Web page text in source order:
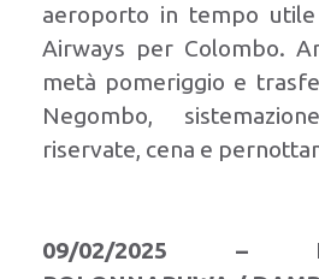
aeroporto in tempo
Airways per Colombo.
metà pomeriggio e
Negombo,
riservate, cena e
09/02/2025 –